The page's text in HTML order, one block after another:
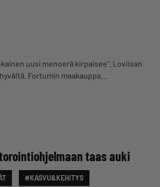
uusi menoerä kirpaisee". Loviisan
Fortumin maakauppa…
taas auki
#KASVU&KEHITYS